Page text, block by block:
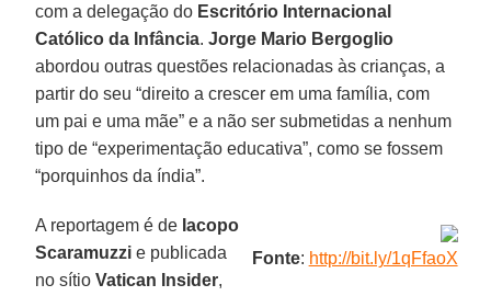
com a delegação do Escritório Internacional
Católico da Infância.Jorge Mario Bergoglio
abordou outras questões relacionadas às crianças, a
partir do seu “direito a crescer em uma família, com
um pai e uma mãe” e a não ser submetidas a nenhum
tipo de “experimentação educativa”, como se fossem
“porquinhos da índia”.
Fonte: http://bit.ly/1qFfaoX
A reportagem é de Iacopo
Scaramuzzi e publicada
no sítioVatican Insider,